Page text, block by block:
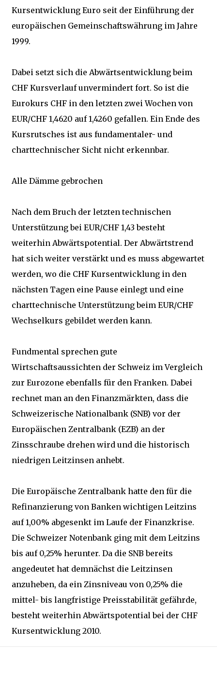
Kursentwicklung Euro seit der Einführung der
europäischen Gemeinschaftswährung im Jahre
1999.
Dabei setzt sich die Abwärtsentwicklung beim
CHF Kursverlauf unvermindert fort. So ist die
Eurokurs CHF in den letzten zwei Wochen von
EUR/CHF 1,4620 auf 1,4260 gefallen. Ein Ende des
Kursrutsches ist aus fundamentaler- und
charttechnischer Sicht nicht erkennbar.
Alle Dämme gebrochen
Nach dem Bruch der letzten technischen
Unterstützung bei EUR/CHF 1,43 besteht
weiterhin Abwärtspotential. Der Abwärtstrend
hat sich weiter verstärkt und es muss abgewartet
werden, wo die CHF Kursentwicklung in den
nächsten Tagen eine Pause einlegt und eine
charttechnische Unterstützung beim EUR/CHF
Wechselkurs gebildet werden kann.
Fundmental sprechen gute
Wirtschaftsaussichten der Schweiz im Vergleich
zur Eurozone ebenfalls für den Franken. Dabei
rechnet man an den Finanzmärkten, dass die
Schweizerische Nationalbank (SNB) vor der
Europäischen Zentralbank (EZB) an der
Zinsschraube drehen wird und die historisch
niedrigen Leitzinsen anhebt.
Die Europäische Zentralbank hatte den für die
Refinanzierung von Banken wichtigen Leitzins
auf 1,00% abgesenkt im Laufe der Finanzkrise.
Die Schweizer Notenbank ging mit dem Leitzins
bis auf 0,25% herunter. Da die SNB bereits
angedeutet hat demnächst die Leitzinsen
anzuheben, da ein Zinsniveau von 0,25% die
mittel- bis langfristige Preisstabilität gefährde,
besteht weiterhin Abwärtspotential bei der CHF
Kursentwicklung 2010.